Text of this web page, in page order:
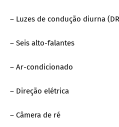
– Luzes de condução diurna
– Seis alto-falantes
– Ar-condicionado
– Direção elétrica
– Câmera de ré